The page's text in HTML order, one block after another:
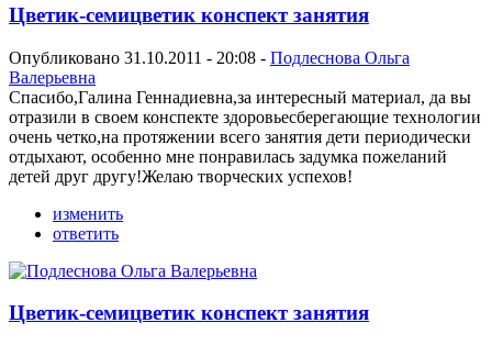
Цветик-семицветик конспект занятия
Опубликовано 31.10.2011 - 20:08 - Подлеснова Ольга
Валерьевна
Спасибо,Галина Геннадиевна,за интересный материал, да вы
отразили в своем конспекте здоровьесберегающие технологии
очень четко,на протяжении всего занятия дети периодически
отдыхают, особенно мне понравилась задумка пожеланий
детей друг другу!Желаю творческих успехов!
изменить
ответить
Цветик-семицветик конспект занятия